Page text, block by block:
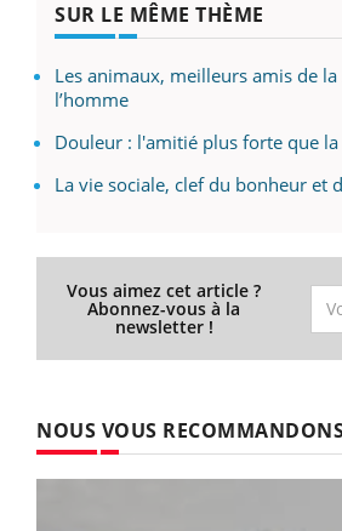
SUR LE MÊME THÈME
Les animaux, meilleurs amis de la
l’homme
Douleur : l'amitié plus forte que
La vie sociale, clef du bonheur et
Vous aimez cet article ?
Abonnez-vous à la
newsletter !
NOUS VOUS